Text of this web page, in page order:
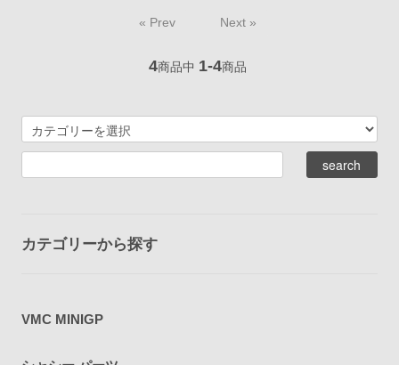
« Prev Next »
4商品中 1-4商品
カテゴリーから探す
VMC MINIGP